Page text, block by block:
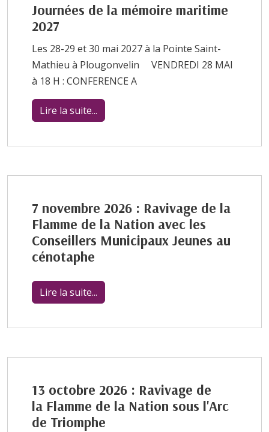
Journées de la mémoire maritime
2027
Les 28-29 et 30 mai 2027 à la Pointe Saint-
Mathieu à Plougonvelin VENDREDI 28 MAI
à 18 H : CONFERENCE A
Lire la suite...
7 novembre 2026 : Ravivage de la
Flamme de la Nation avec les
Conseillers Municipaux Jeunes au
cénotaphe
Lire la suite...
13 octobre 2026 : Ravivage de
la Flamme de la Nation sous l'Arc
de Triomphe